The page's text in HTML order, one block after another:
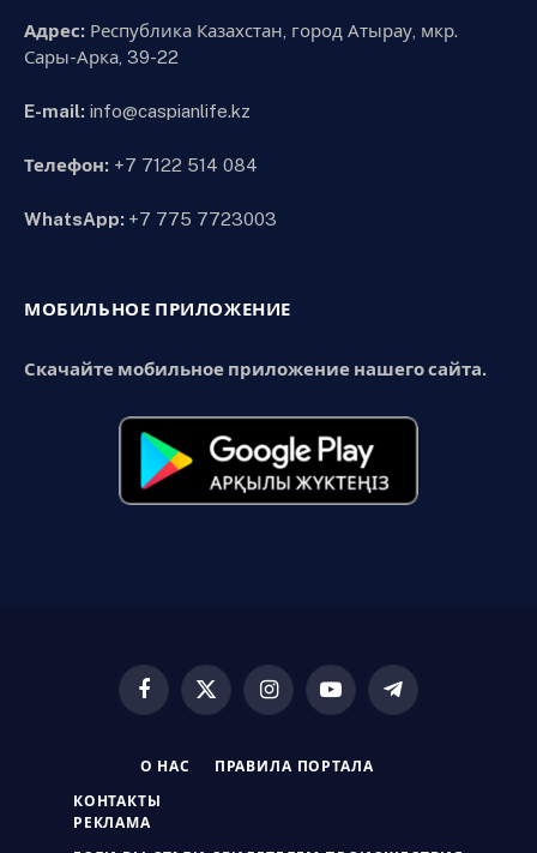
Адрес: Республика Казахстан, город Атырау, мкр.
Сары-Арка, 39-22
E-mail: info@caspianlife.kz
Телефон: +7 7122 514 084
WhatsApp: +7 775 7723003
МОБИЛЬНОЕ ПРИЛОЖЕНИЕ
Скачайте мобильное приложение нашего сайта.
Facebook
X
InstagramYouTubeTelegram
О НАС ПРАВИЛА ПОРТАЛА
КОНТАКТЫ
РЕКЛАМА